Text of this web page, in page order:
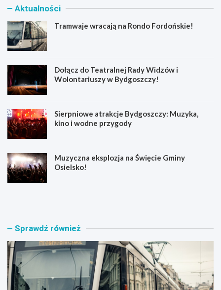
Aktualności
Tramwaje wracają na Rondo Fordońskie!
Dołącz do Teatralnej Rady Widzów i
Wolontariuszy w Bydgoszczy!
Sierpniowe atrakcje Bydgoszczy: Muzyka,
kino i wodne przygody
Muzyczna eksplozja na Święcie Gminy
Osielsko!
T
a
e
w
r
a
c
D
z
o
T
e
a
t
Sprawdź również